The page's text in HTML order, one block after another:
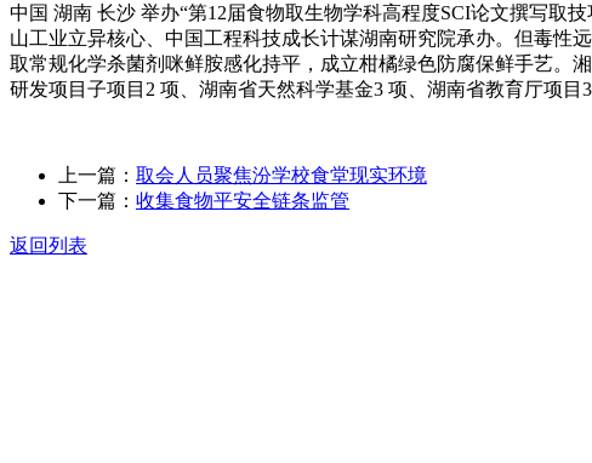
中国 湖南 长沙 举办“第12届食物取生物学科高程度SCI论文撰写取
山工业立异核心、中国工程科技成长计谋湖南研究院承办。但毒性
取常规化学杀菌剂咪鲜胺感化持平，成立柑橘绿色防腐保鲜手艺。
研发项目子项目2 项、湖南省天然科学基金3 项、湖南省教育厅项
上一篇： 取会人员聚焦汾学校食堂现实环境
下一篇： 收集食物平安全链条监管
返回列表